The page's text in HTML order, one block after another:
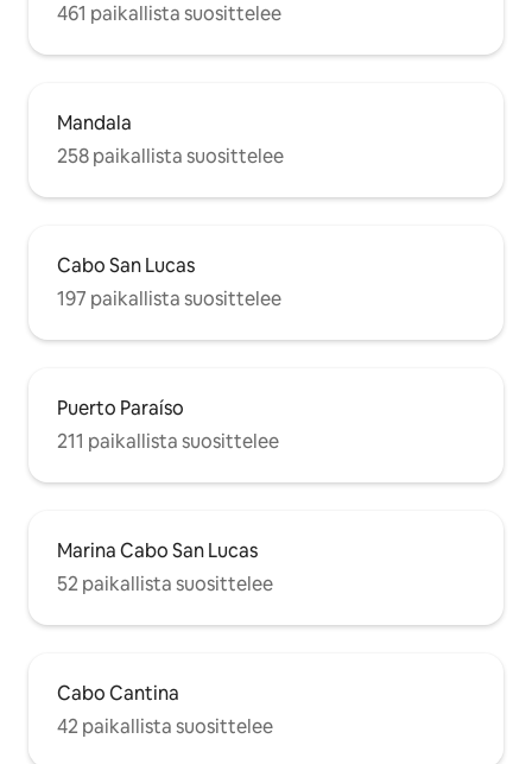
461 paikallista suosittelee
Mandala
258 paikallista suosittelee
Cabo San Lucas
197 paikallista suosittelee
Puerto Paraíso
211 paikallista suosittelee
Marina Cabo San Lucas
52 paikallista suosittelee
Cabo Cantina
42 paikallista suosittelee